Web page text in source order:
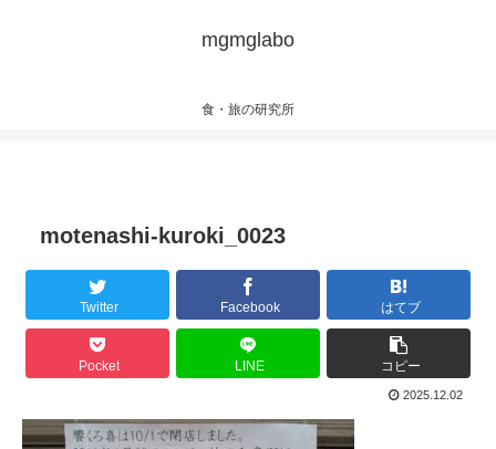
mgmglabo
食・旅の研究所
motenashi-kuroki_0023
Twitter Facebook はてブ
Pocket LINE コピー
2025.12.02